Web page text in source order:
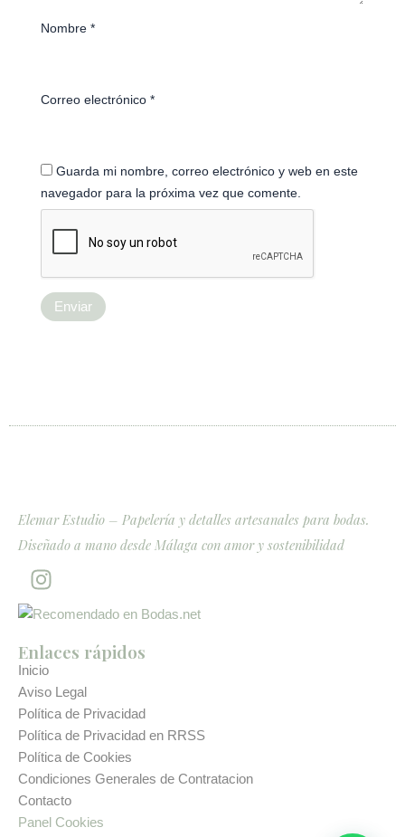
Nombre*
Correo electrónico*
Guarda mi nombre, correo electrónico y web en este
navegador para la próxima vez que comente.
Elemar Estudio – Papelería y detalles artesanales para bodas.
Diseñado a mano desde Málaga con amor y sostenibilidad
I
n
s
a
g
r
a
m
Enlaces rápidos
Inicio
Aviso Legal
Política de Privacidad
Política de Privacidad en RRSS
Política de Cookies
Condiciones Generales de Contratacion
Contacto
Panel Cookies